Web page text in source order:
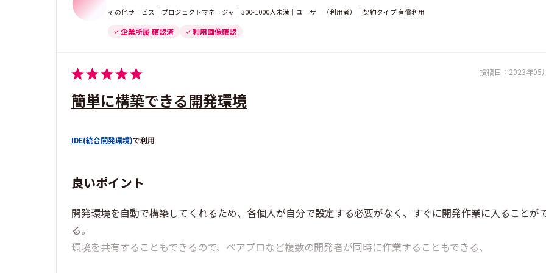
その他サービス｜プロジェクトマネージャ｜300-1000人未満｜ユーザー（利用者）｜契約タイプ 有償利用
企業所属 確認済 利用画像確認
投稿日： 2023年05
簡単に構築できる開発環境
IDE(統合開発環境)で利用
良いポイント
開発環境を自動で構築してくれるため、各個人が自分で設定する必要がなく、すぐに開発作業に入ることが
る。
環境を共有することもできるので、ペアプロなど複数の開発者が同時に作業することもできる、